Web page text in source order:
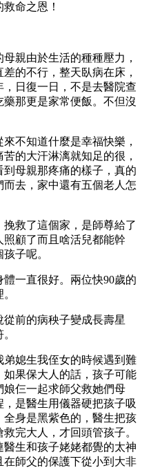
命之恩！
親由於生活的種種壓力，
的不行，整天臥病在床，
日復一日，不是去醫院查
那更是家常便飯。不但沒
不知道什麼是幸福快樂，
的大汗淋漓就知足的很，
母親那疼痛的樣子，真的
去，家中還有五個老人怎
救了這個家，是師尊給了
顧了而且啥活兒都能幹
子呢。
一直很好。兩位快90歲的
前的病秧子變成長壽星
媳生我侄女的時候遇到難
果保大人的話，孩子可能
仨一起求師父救她們母
是醫生用儀器硬把孩子吸
身是黑紫色的，醫生把孩
完大人，才回頭管孩子。
生和孩子姥姥都覺的太神
師父的保護下從小到大非